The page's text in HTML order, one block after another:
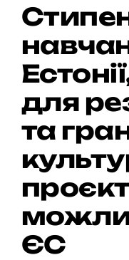
Проекти
GolfMotion 🏌️
Новини
для
та
ЄС